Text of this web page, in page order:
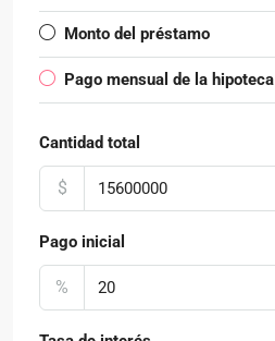
Monto del préstamo
Pago mensual de la hipoteca
Cantidad total
$
Pago inicial
%